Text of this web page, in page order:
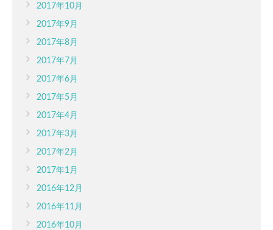
2017年10月
2017年9月
2017年8月
2017年7月
2017年6月
2017年5月
2017年4月
2017年3月
2017年2月
2017年1月
2016年12月
2016年11月
2016年10月